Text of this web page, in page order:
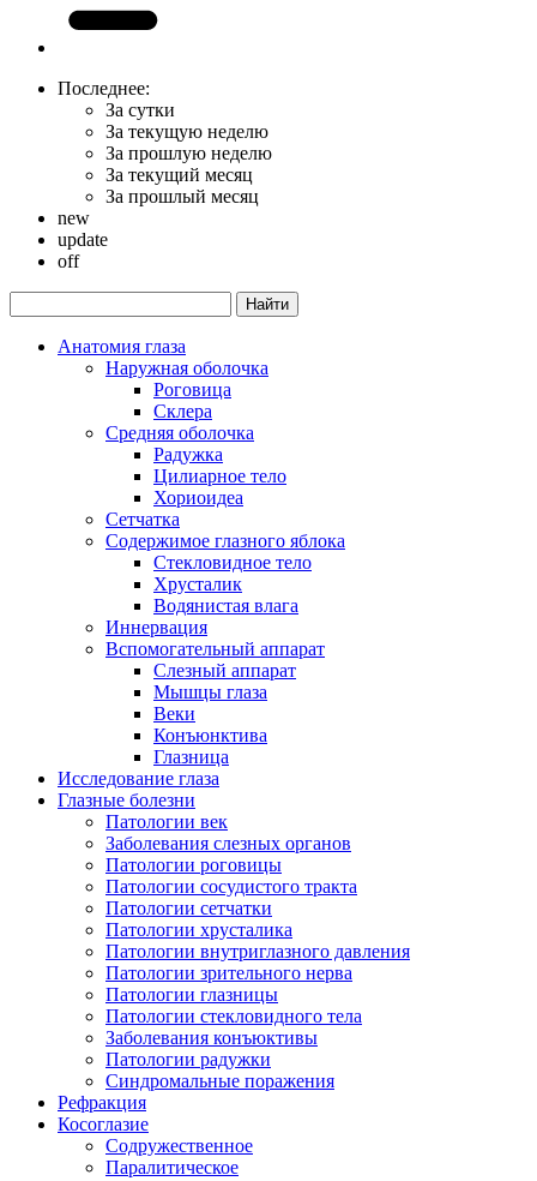
Последнее:
За сутки
За текущую неделю
За прошлую неделю
За текущий месяц
За прошлый месяц
new
update
off
Анатомия глаза
Наружная оболочка
Роговица
Склера
Средняя оболочка
Радужка
Цилиарное тело
Хориоидеа
Сетчатка
Содержимое глазного яблока
Стекловидное тело
Хрусталик
Водянистая влага
Иннервация
Вспомогательный аппарат
Слезный аппарат
Мышцы глаза
Веки
Конъюнктива
Глазница
Исследование глаза
Глазные болезни
Патологии век
Заболевания слезных органов
Патологии роговицы
Патологии сосудистого тракта
Патологии сетчатки
Патологии хрусталика
Патологии внутриглазного давления
Патологии зрительного нерва
Патологии глазницы
Патологии стекловидного тела
Заболевания конъюктивы
Патологии радужки
Синдромальные поражения
Рефракция
Косоглазие
Содружественное
Паралитическое